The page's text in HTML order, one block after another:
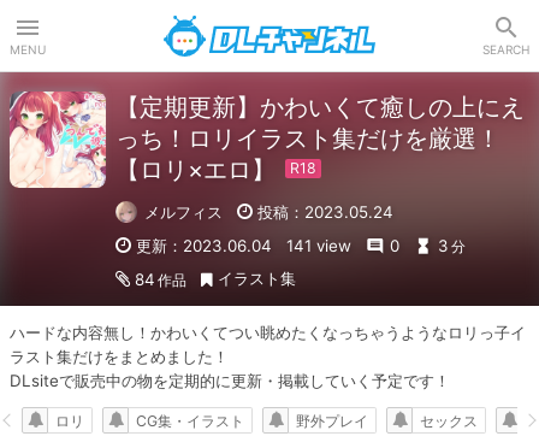
MENU SEARCH
【定期更新】かわいくて癒しの上にえ
っち！ロリイラスト集だけを厳選！
【ロリ×エロ】
メルフィス
投稿：2023.05.24
更新：2023.06.04
141 view 0 3 分
84 作品 イラスト集
ハードな内容無し！かわいくてつい眺めたくなっちゃうようなロリっ子イ
ラスト集だけをまとめました！
DLsiteで販売中の物を定期的に更新・掲載していく予定です！
ロリ CG集・イラスト 野外プレイ セックス